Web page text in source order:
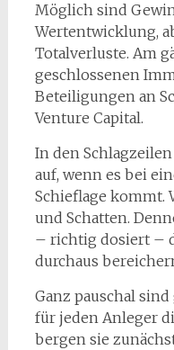
Möglich sind
Wertentwicklung,
Totalverluste. Am
geschlossenen
Beteiligungen an
Venture Capital.
In den
auf, wenn es bei
Schieflage kommt.
und Schatten.
– richtig dosiert –
durchaus
Ganz pauschal
für jeden Anleger
bergen sie